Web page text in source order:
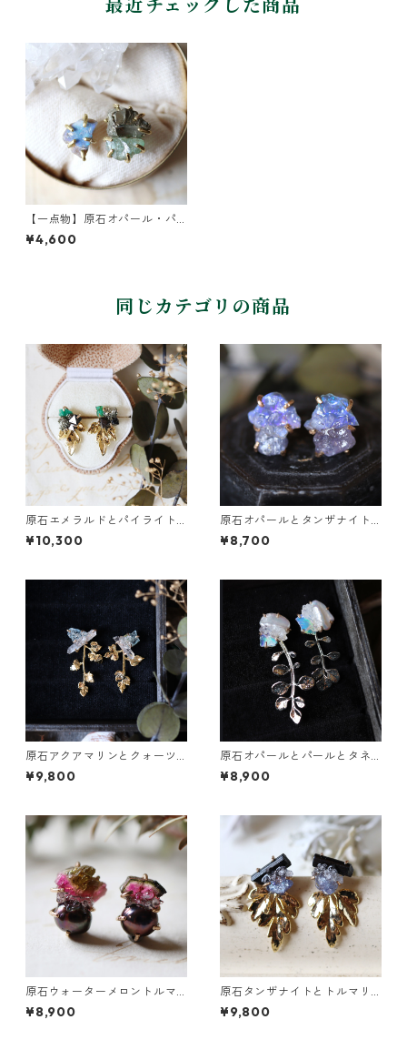
最近チェックした商品
【一点物】原石オパール・パ
イライト・アパタイトのピア
ス
¥4,600
同じカテゴリの商品
原石エメラルドとパイライト
とクレマチスの葉ピアス
¥10,300
原石オパールとタンザナイト
のピアス
¥8,700
原石アクアマリンとクォーツ
とカニクサの葉ピアス
¥9,800
原石オパールとパールとタネ
ツケバナの葉ピアス
¥8,900
原石ウォーターメロントルマ
リンとパールのピアス
¥8,900
原石タンザナイトとトルマリ
ンとクレマチスの葉ピアス
¥9,800